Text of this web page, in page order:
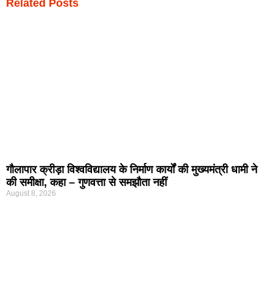
Related Posts
गौलापार क्रीड़ा विश्वविद्यालय के निर्माण कार्यों की मुख्यमंत्री धामी ने
की समीक्षा, कहा – गुणवत्ता से समझौता नहीं
August 8, 2026